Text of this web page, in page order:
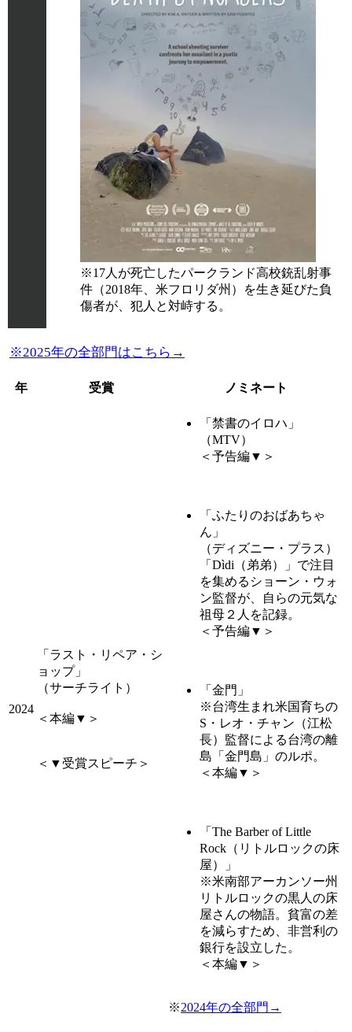
※17人が死亡したパークランド高校銃乱射事
件（2018年、米フロリダ州）を生き延びた負
傷者が、犯人と対峙する。
※2025年の全部門はこちら→
年 受賞 ノミネート
2024
「ラスト・リペア・シ
ョップ」
（サーチライト）
＜本編▼＞
＜▼受賞スピーチ＞
「禁書のイロハ」
（MTV）
＜予告編▼＞
「ふたりのおばあちゃ
ん」
（ディズニー・プラス）
「Dìdi（弟弟）」で注目
を集めるショーン・ウォ
ン監督が、自らの元気な
祖母２人を記録。
＜予告編▼＞
「金門」
※台湾生まれ米国育ちの
S・レオ・チャン（江松
長）監督による台湾の離
島「金門島」のルポ。
＜本編▼＞
「The Barber of Little
Rock（リトルロックの床
屋）」
※米南部アーカンソー州
リトルロックの黒人の床
屋さんの物語。貧富の差
を減らすため、非営利の
銀行を設立した。
＜本編▼＞
※2024年の全部門→